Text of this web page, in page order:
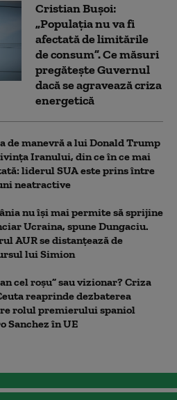
Cristian Bușoi:
„Populația nu va fi
afectată de limitările
de consum”. Ce măsuri
pregătește Guvernul
dacă se agravează criza
energetică
de manevră a lui Donald Trump
Iranului, din ce în ce mai
liderul SUA este prins între
neatractive
nu își mai permite să sprijine
Ucraina, spune Dungaciu.
AUR se distanțează de
lui Simion
cel roșu” sau vizionar? Criza
reaprinde dezbaterea
rolul premierului spaniol
Sanchez în UE